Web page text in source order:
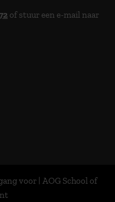
of stuur een e-mail naar
voor | AOG School of